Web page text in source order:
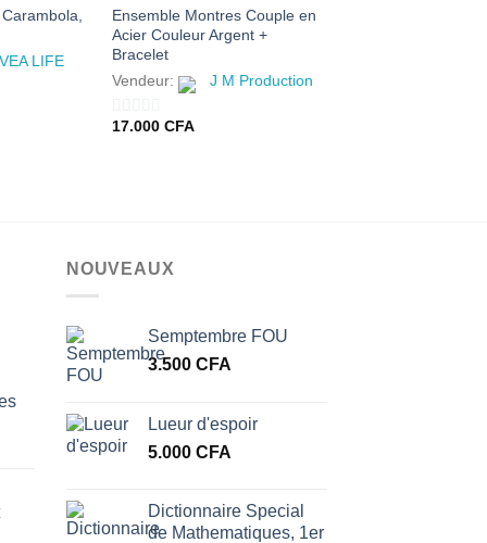
LIFE
Ensemble Montres Couple en
Acier Couleur Argent +
Bracelet
Vendeur:
J M Production
0
17.000 CFA
NOUVEAUX
Semptembre FOU
3.500 CFA
Lueur d'espoir
5.000 CFA
Dictionnaire Special
de Mathematiques, 1er